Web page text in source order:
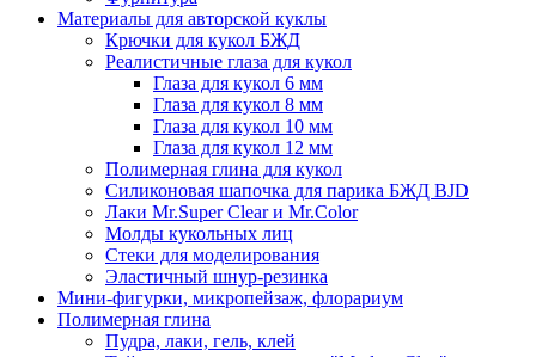
Материалы для авторской куклы
Крючки для кукол БЖД
Реалистичные глаза для кукол
Глаза для кукол 6 мм
Глаза для кукол 8 мм
Глаза для кукол 10 мм
Глаза для кукол 12 мм
Полимерная глина для кукол
Силиконовая шапочка для парика БЖД BJD
Лаки Mr.Super Clear и Mr.Color
Молды кукольных лиц
Стеки для моделирования
Эластичный шнур-резинка
Мини-фигурки, микропейзаж, флорариум
Полимерная глина
Пудра, лаки, гель, клей